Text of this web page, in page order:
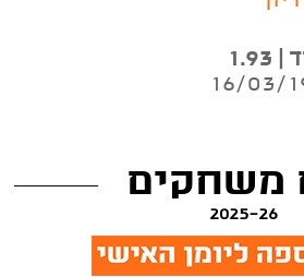
16/03/
משחקים
2025-26